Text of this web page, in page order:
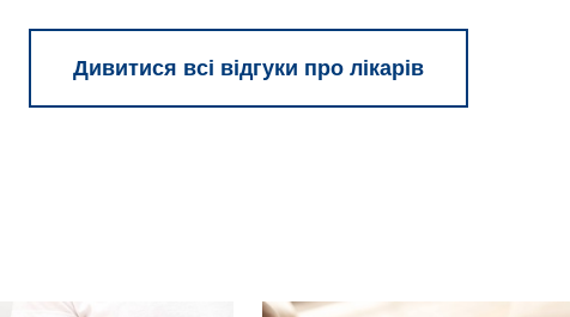
Дивитися всі відгуки про лікарів